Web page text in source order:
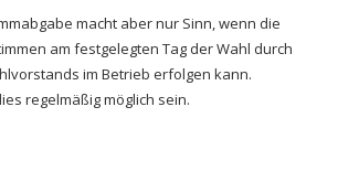
macht aber nur Sinn, wenn die
am festgelegten Tag der Wahl durch
im Betrieb erfolgen kann.
regelmäßig möglich sein.